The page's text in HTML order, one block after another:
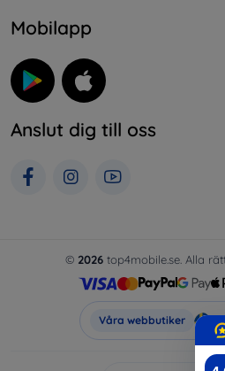
Mobilapp
Anslut dig till oss
© 2026 top4mobile.se. Alla
Våra webbutiker